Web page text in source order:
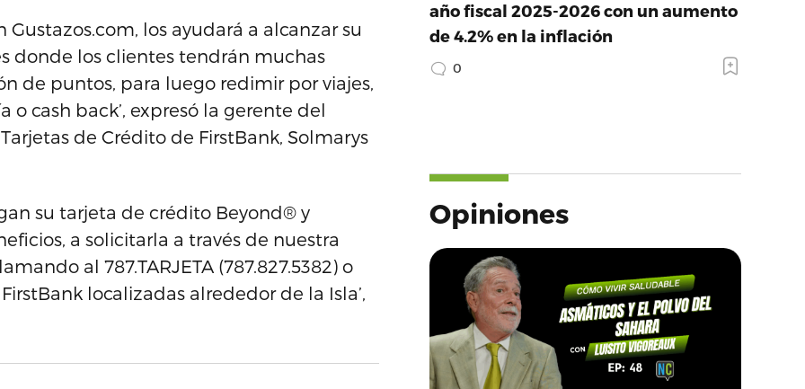
los ayudará a alcanzar su
donde los clientes tendrán muchas
de puntos, para luego redimir por viajes,
cash back’, expresó la gerente del
de Crédito de FirstBank, Solmarys
su tarjeta de crédito Beyond® y
a solicitarla a través de nuestra
al 787.TARJETA (787.827.5382) o
localizadas alrededor de la Isla’,
año fiscal 2025-2026 con un aumento
de 4.2% en la inflación
0
Opiniones